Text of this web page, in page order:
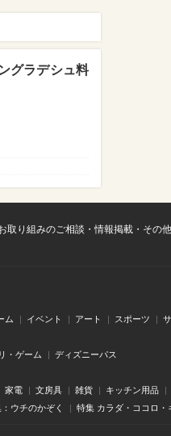
グラデシュ料
取り組みのご相談・情報掲載・その
ム イベント アート スポーツ
・ゲーム ディズニーパス
家電 文房具 雑貨 キッチン用品
ウチのかぞく 特集 カラダ・ココロ・